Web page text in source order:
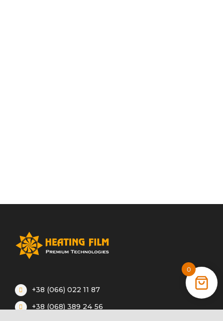
+38 (066) 022 11 87
+38 (068) 389 24 56
0